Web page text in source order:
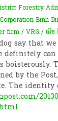
Forestry
Binh
firm /VRG /យឹម
say that we
definitely can
by the
The identity